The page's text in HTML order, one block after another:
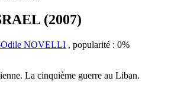
(2007)
Odile NOVELLI , popularité : 0%
La cinquième guerre au Liban.